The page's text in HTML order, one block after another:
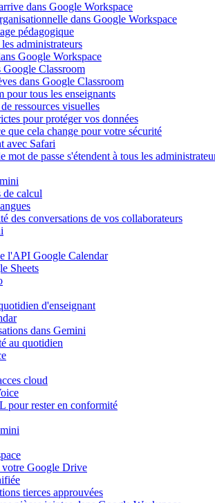
dans Google Workspace
dans Google Workspace
pédagogique
administrateurs
Google Workspace
Google Classroom
dans Google Classroom
tous les enseignants
ressources visuelles
pour protéger vos données
que cela change pour votre sécurité
avec Safari
de passe s'étendent à tous les
de calcul
des conversations de vos collaborateurs
l'API Google Calendar
Sheets
d'enseignant
dans Gemini
au quotidien
cloud
pour rester en conformité
votre Google Drive
tierces approuvées